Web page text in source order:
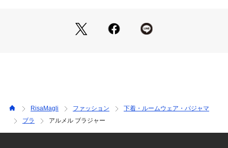
よって異なるお花の表情を感じられるコレクションです。
＜こんな方にオススメです＞
脇サイドの余分なお肉が気になる方
RisaMagli ファッション
下着・ルームウェア・パジャマ
ブラ
アルメル ブラジャー